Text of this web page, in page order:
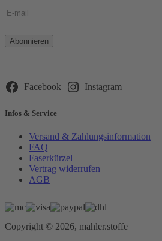
Bitte
lasse
leer.
Facebook Instagram
Infos & Service
Versand & Zahlungsinformation
FAQ
Faserkürzel
Vertrag widerrufen
AGB
Copyright © 2026, mahler.stoffe